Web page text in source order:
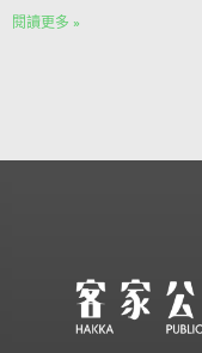
閱讀更多 »